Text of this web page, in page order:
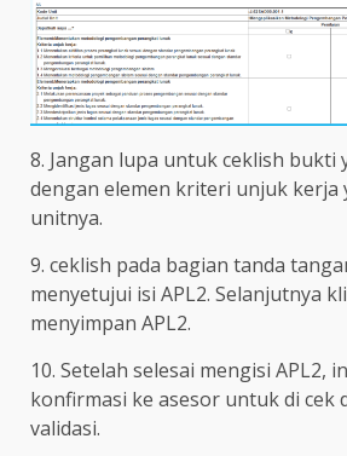
8. Jangan lupa untuk ceklish bukti
dengan elemen kriteri unjuk kerja
unitnya.
9. ceklish pada bagian tanda
menyetujui isi APL2. Selanjutnya
menyimpan APL2.
10. Setelah selesai mengisi APL2,
konfirmasi ke asesor untuk di cek
validasi.